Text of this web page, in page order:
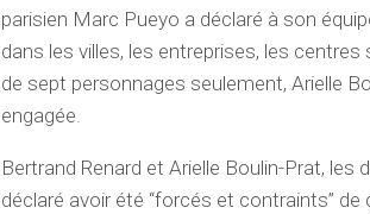
parisien Marc Pueyo a déclaré à son
dans les villes, les entreprises, les
de sept personnages seulement, Arielle
engagée.
Bertrand Renard et Arielle Boulin-Prat, les
déclaré avoir été “forcés et contraints” de